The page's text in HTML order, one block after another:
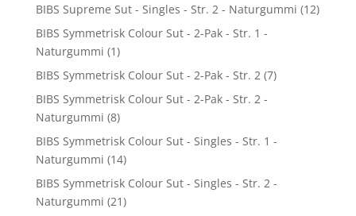
BIBS Supreme Sut - Singles - Str. 2 - Naturgummi (12)
BIBS Symmetrisk Colour Sut - 2-Pak - Str. 1 -
Naturgummi (1)
BIBS Symmetrisk Colour Sut - 2-Pak - Str. 2 (7)
BIBS Symmetrisk Colour Sut - 2-Pak - Str. 2 -
Naturgummi (8)
BIBS Symmetrisk Colour Sut - Singles - Str. 1 -
Naturgummi (14)
BIBS Symmetrisk Colour Sut - Singles - Str. 2 -
Naturgummi (21)